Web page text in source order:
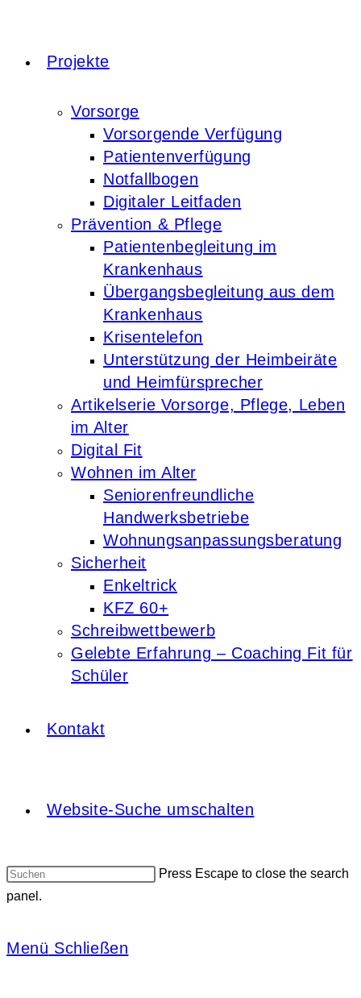
Projekte
Vorsorge
Vorsorgende Verfügung
Patientenverfügung
Notfallbogen
Digitaler Leitfaden
Prävention & Pflege
Patientenbegleitung im
Krankenhaus
Übergangsbegleitung aus dem
Krankenhaus
Krisentelefon
Unterstützung der Heimbeiräte
und Heimfürsprecher
Artikelserie Vorsorge, Pflege, Leben
im Alter
Digital Fit
Wohnen im Alter
Seniorenfreundliche
Handwerksbetriebe
Wohnungsanpassungsberatung
Sicherheit
Enkeltrick
KFZ 60+
Schreibwettbewerb
Gelebte Erfahrung – Coaching Fit für
Schüler
Kontakt
Website-Suche umschalten
Press Escape to close the search
panel.
Menü Schließen